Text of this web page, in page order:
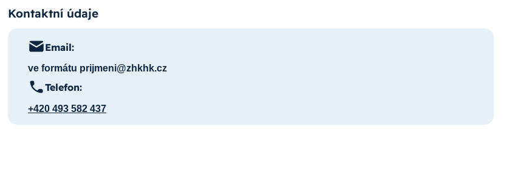
Kontaktní údaje
Email:
ve formátu prijmeni@zhkhk.cz
Telefon:
+420 493 582 437